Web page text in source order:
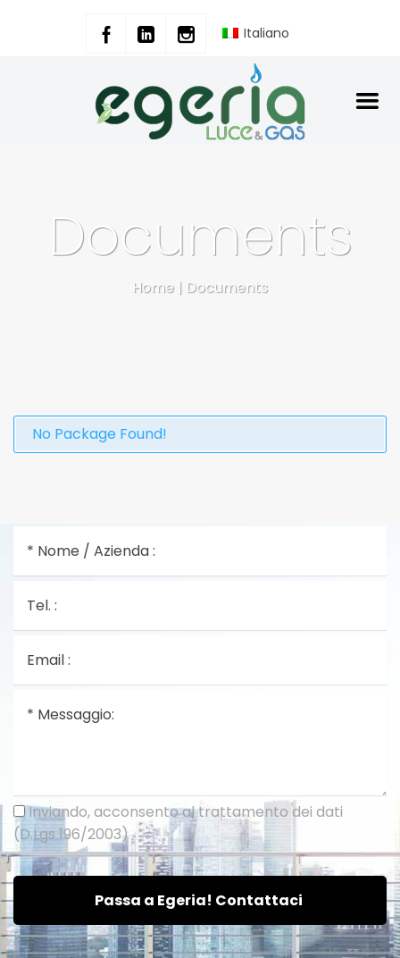
Italiano
Documents
Home | Documents
No Package Found!
Inviando, acconsento al trattamento dei dati
(D.Lgs 196/2003)
Passa a Egeria! Contattaci